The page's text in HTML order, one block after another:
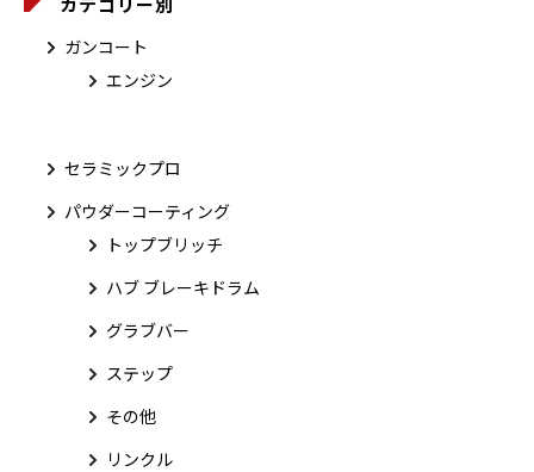
ガンコート
エンジン
セラミックプロ
パウダーコーティング
トップブリッチ
ハブ ブレーキドラム
グラブバー
ステップ
その他
リンクル